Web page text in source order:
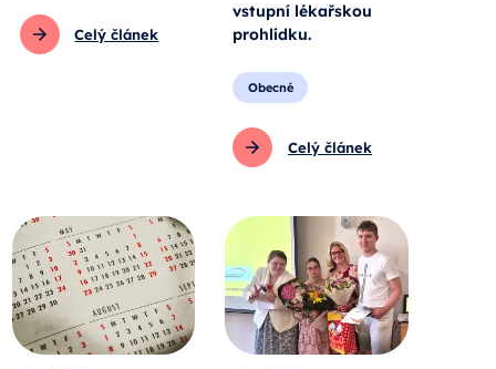
Celý článek
vstupní lékařskou
prohlídku.
Obecné
Celý článek